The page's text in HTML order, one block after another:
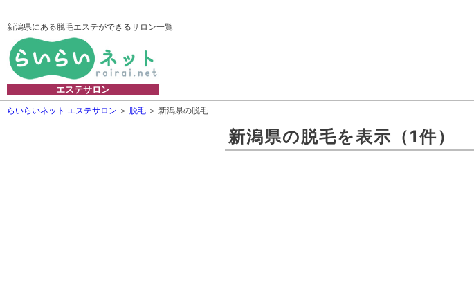
新潟県にある脱毛エステができるサロン一覧
エステサロン
らいらいネット エステサロン 脱毛 新潟県の脱毛
新潟県の脱毛を表示 （1件）